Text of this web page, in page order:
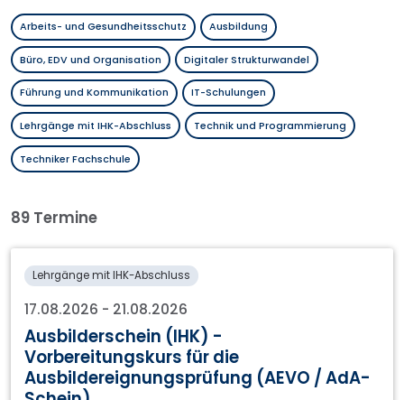
Arbeits- und Gesundheitsschutz Ausbildung
Büro, EDV und Organisation Digitaler Strukturwandel
Führung und Kommunikation IT-Schulungen
Lehrgänge mit IHK-Abschluss Technik und Programmierung
Techniker Fachschule
89 Termine
Lehrgänge mit IHK-Abschluss
17.08.2026 - 21.08.2026
Ausbilderschein (IHK) -
Vorbereitungskurs für die
Ausbildereignungsprüfung (AEVO / AdA-